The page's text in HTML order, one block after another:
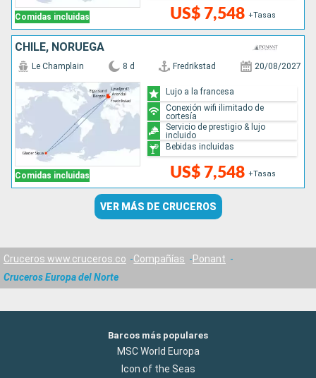
Comidas incluidas US$ 7,548 +Tasas
CHILE, NORUEGA
Comidas incluidas
Le Champlain 8 d Fredrikstad 20/08/2027
US$ 7,548 +Tasas
Lujo a la francesa
Conexión wifi ilimitado de
cortesía
Servicio de prestigio & lujo
incluido
Bebidas incluidas
VER MÁS DE CRUCEROS
Cruceros www.cruceros.co Compañías
Ponant
Cruceros Europa del Norte
Barcos más populares
MSC World Europa
Icon of the Seas